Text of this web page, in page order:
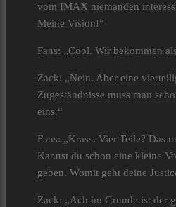
vom IMAX niemanden
Meine Vision!“
Fans: „Cool. Wir bekommen
Zack: „Nein. Aber eine
Zugeständnisse muss man
eins.“
Fans: „Krass. Vier Teile? Das
Kannst du schon eine kleine
geben. Womit geht deine
Zack: „Ach im Grunde ist der